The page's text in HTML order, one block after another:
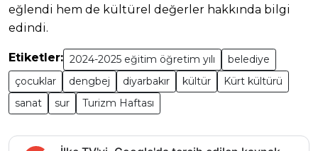
eğlendi hem de kültürel değerler hakkında bilgi
edindi.
Etiketler: 2024-2025 eğitim öğretim yılı
belediye
çocuklar
dengbej diyarbakır kültür
Kürt kültürü
sanat
sur Turizm Haftası